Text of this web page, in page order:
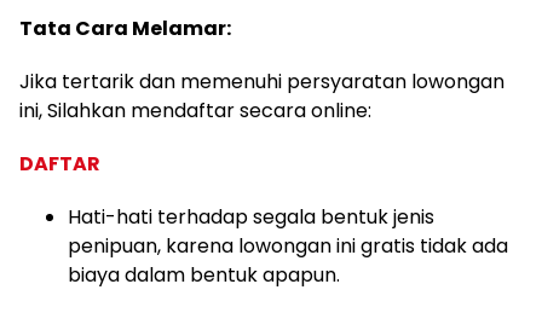
Tata Cara Melamar:
Jika tertarik dan memenuhi persyaratan lowongan
ini, Silahkan mendaftar secara online:
DAFTAR
Hati-hati terhadap segala bentuk jenis
penipuan, karena lowongan ini gratis tidak ada
biaya dalam bentuk apapun.